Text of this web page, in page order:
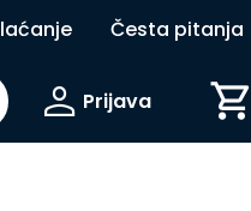
Česta pitanja
person Prijava shopping_cart